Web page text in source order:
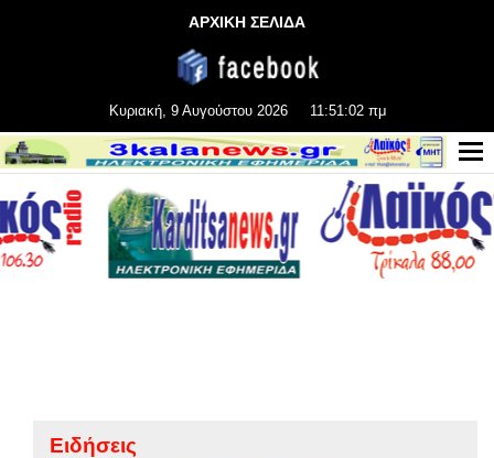
ΑΡΧΙΚΗ ΣΕΛΙΔΑ
Κυριακή, 9 Αυγούστου 2026 11:51:03 πμ
Ειδήσεις